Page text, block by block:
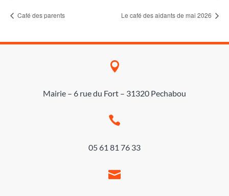
Café des parents Le café des aidants de mai 2026

Mairie – 6 rue du Fort – 31320 Pechabou

05 61 81 76 33
